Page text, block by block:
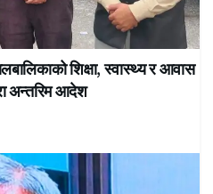
शिक्षा, स्वास्थ्य र आवास
अन्तरिम आदेश